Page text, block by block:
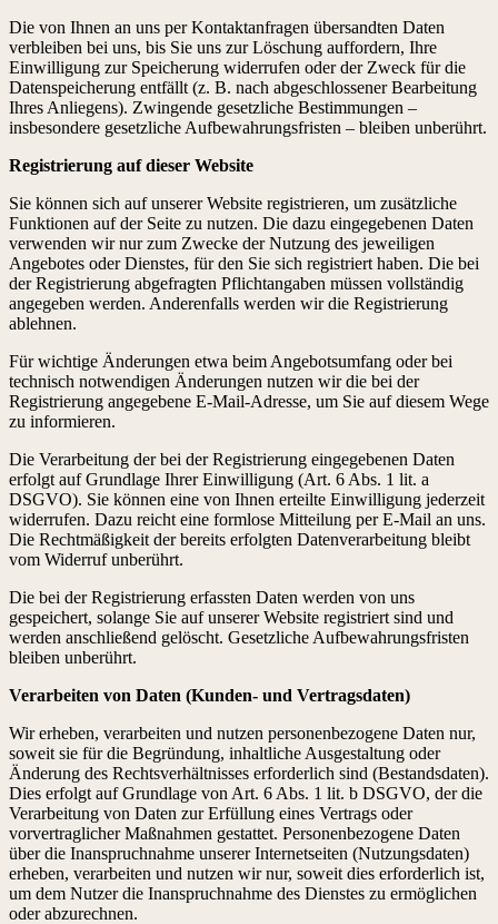
Die von Ihnen an uns per Kontaktanfragen übersandten Daten
verbleiben bei uns, bis Sie uns zur Löschung auffordern, Ihre
Einwilligung zur Speicherung widerrufen oder der Zweck für die
Datenspeicherung entfällt (z. B. nach abgeschlossener Bearbeitung
Ihres Anliegens). Zwingende gesetzliche Bestimmungen –
insbesondere gesetzliche Aufbewahrungsfristen – bleiben unberührt.
Registrierung auf dieser Website
Sie können sich auf unserer Website registrieren, um zusätzliche
Funktionen auf der Seite zu nutzen. Die dazu eingegebenen Daten
verwenden wir nur zum Zwecke der Nutzung des jeweiligen
Angebotes oder Dienstes, für den Sie sich registriert haben. Die bei
der Registrierung abgefragten Pflichtangaben müssen vollständig
angegeben werden. Anderenfalls werden wir die Registrierung
ablehnen.
Für wichtige Änderungen etwa beim Angebotsumfang oder bei
technisch notwendigen Änderungen nutzen wir die bei der
Registrierung angegebene E-Mail-Adresse, um Sie auf diesem Wege
zu informieren.
Die Verarbeitung der bei der Registrierung eingegebenen Daten
erfolgt auf Grundlage Ihrer Einwilligung (Art. 6 Abs. 1 lit. a
DSGVO). Sie können eine von Ihnen erteilte Einwilligung jederzeit
widerrufen. Dazu reicht eine formlose Mitteilung per E-Mail an uns.
Die Rechtmäßigkeit der bereits erfolgten Datenverarbeitung bleibt
vom Widerruf unberührt.
Die bei der Registrierung erfassten Daten werden von uns
gespeichert, solange Sie auf unserer Website registriert sind und
werden anschließend gelöscht. Gesetzliche Aufbewahrungsfristen
bleiben unberührt.
Verarbeiten von Daten (Kunden- und Vertragsdaten)
Wir erheben, verarbeiten und nutzen personenbezogene Daten nur,
soweit sie für die Begründung, inhaltliche Ausgestaltung oder
Änderung des Rechtsverhältnisses erforderlich sind (Bestandsdaten).
Dies erfolgt auf Grundlage von Art. 6 Abs. 1 lit. b DSGVO, der die
Verarbeitung von Daten zur Erfüllung eines Vertrags oder
vorvertraglicher Maßnahmen gestattet. Personenbezogene Daten
über die Inanspruchnahme unserer Internetseiten (Nutzungsdaten)
erheben, verarbeiten und nutzen wir nur, soweit dies erforderlich ist,
um dem Nutzer die Inanspruchnahme des Dienstes zu ermöglichen
oder abzurechnen.